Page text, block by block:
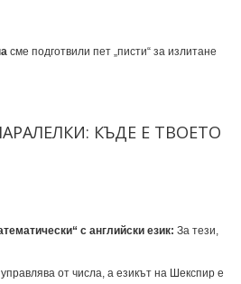
сме подготвили пет „писти“ за излитане
КЪДЕ Е ТВОЕТО
с английски език: За тези,
от числа, а езикът на Шекспир е